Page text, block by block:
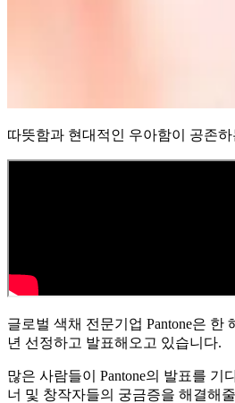
따뜻함과 현대적인 우아함이 공존
글로벌 색채 전문기업 Pantone은 한
년 선정하고 발표해오고 있습니다.
많은 사람들이 Pantone의 발표를 기
너 및 창작자들의 궁금증을 해결해